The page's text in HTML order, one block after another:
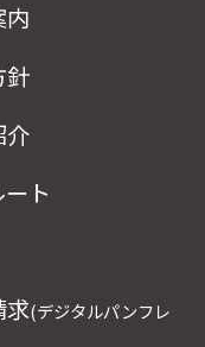
内
針
介
ト
求(デジタルパンフレ